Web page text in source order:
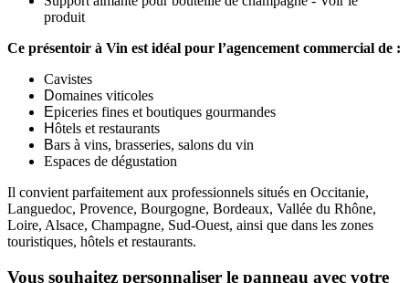
produit
Ce présentoir à Vin est idéal pour l’agencement commercial de :
Cavistes
Domaines viticoles
Epiceries fines et boutiques gourmandes
Hôtels et restaurants
Bars à vins, brasseries, salons du vin
Espaces de dégustation
Il convient parfaitement aux professionnels situés en Occitanie,
Languedoc, Provence, Bourgogne, Bordeaux, Vallée du Rhône,
Loire, Alsace, Champagne, Sud-Ouest, ainsi que dans les zones
touristiques, hôtels et restaurants.
Vous souhaitez personnaliser le panneau avec votre